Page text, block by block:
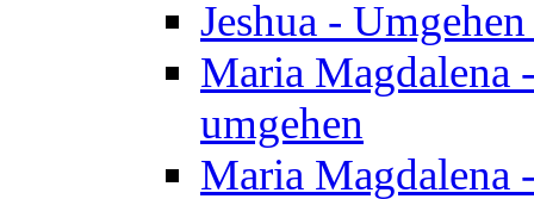
Jeshua -
Maria Magdalena
umgehen
Maria Magdalena